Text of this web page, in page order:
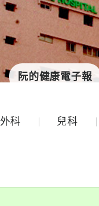
阮的健康電子報
外科 兒科